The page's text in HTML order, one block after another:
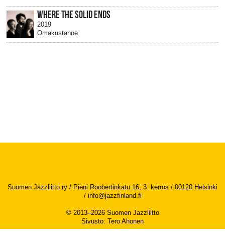
WHERE THE SOLID ENDS
2019
Omakustanne
Suomen Jazzliitto ry / Pieni Roobertinkatu 16, 3. kerros / 00120 Helsinki
/ info@jazzfinland.fi
© 2013–2026 Suomen Jazzliitto
Sivusto: Tero Ahonen